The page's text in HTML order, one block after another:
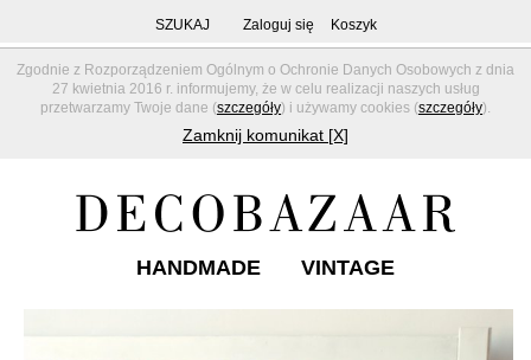
Zgodnie z Rozporządzeniem Ogólnym o Ochronie Danych Osobowych z dnia
27 kwietnia 2016 r. informujemy, że w celu realizacji naszych usług
przetwarzamy Twoje dane (szczegóły) i używamy cookies (szczegóły).
Zamknij komunikat [X]
SZUKAJ Zaloguj się Koszyk
HANDMADE VINTAGE